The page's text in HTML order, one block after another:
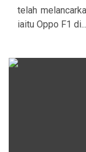
telah
iaitu Oppo F1 di...